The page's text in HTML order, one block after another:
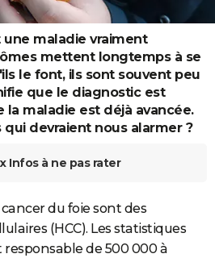
maladie vraiment
mettent longtemps à se
le font, ils sont souvent peu
que le diagnostic est
la maladie est déjà avancée.
devraient nous alarmer ?
Infos à ne pas rater
du foie sont des
(HCC). Les statistiques
de 500 000 à